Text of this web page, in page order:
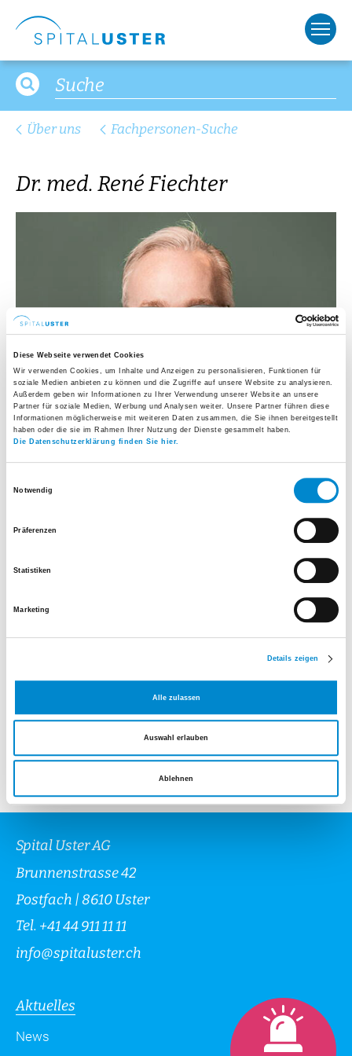
Diese Webseite verwendet Cookies
Wir verwenden Cookies, um Inhalte und Anzeigen zu personalisieren, Funktionen für
soziale Medien anbieten zu können und die Zugriffe auf unsere Website zu analysieren.
Außerdem geben wir Informationen zu Ihrer Verwendung unserer Website an unsere
Partner für soziale Medien, Werbung und Analysen weiter. Unsere Partner führen diese
Informationen möglicherweise mit weiteren Daten zusammen, die Sie ihnen bereitgestellt
haben oder die sie im Rahmen Ihrer Nutzung der Dienste gesammelt haben.
Die Datenschutzerklärung finden Sie hier.
Notwendig
Präferenzen
Statistiken
Marketing
Details zeigen
Alle zulassen
Auswahl erlauben
Ablehnen
Über uns Fachpersonen-Suche
Dr. med. René Fiechter
Belegarzt Pneumologie
E-Mail senden
Werdegang
Webseite Lungenfachzentrum Fiechter und
Spital Uster AG
Brunnenstrasse 42
Postfach | 8610 Uster
Tel. +41 44 911 11 11
info@spitaluster.ch
Aktuelles
News